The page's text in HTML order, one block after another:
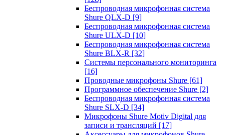
Беспроводная микрофонная система
Shure QLX-D [9]
Беспроводная микрофонная система
Shure ULX-D [10]
Беспроводная микрофонная система
Shure BLX-R [32]
Системы персонального мониторинга
[16]
Проводные микрофоны Shure [61]
Программное обеспечение Shure [2]
Беспроводная микрофонная система
Shure SLX-D [34]
Микрофоны Shure Motiv Digital для
записи и трансляций [17]